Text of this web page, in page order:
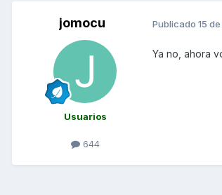
jomocu
Usuarios
644
Publicado 15
Ya no, ahora